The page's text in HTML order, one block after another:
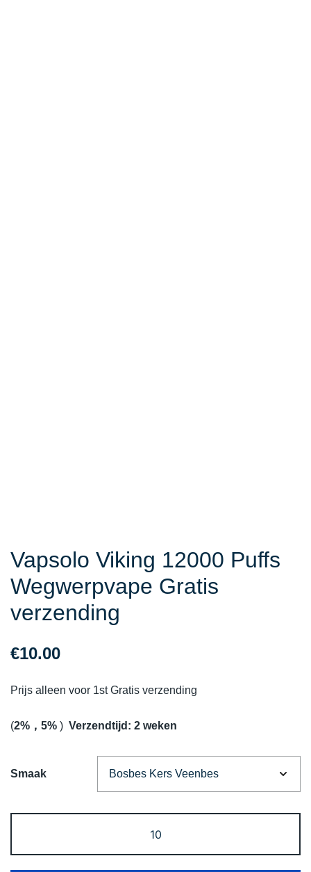
Vapsolo Viking 12000 Puffs
Wegwerpvape Gratis
verzending
€10.00
Prijs alleen voor 1st Gratis verzending
(2%，5% ) Verzendtijd: 2 weken
Smaak
Viking
12000